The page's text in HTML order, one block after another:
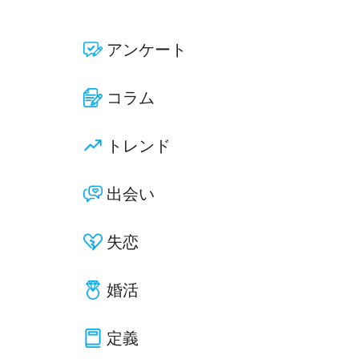
アンケート
コラム
トレンド
出会い
失恋
婚活
定義